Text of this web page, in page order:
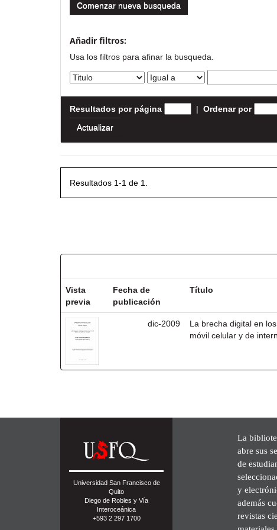
Comenzar nueva busqueda
Añadir filtros:
Usa los filtros para afinar la busqueda.
Resultados por página | Ordenar por
Resultados 1-1 de 1.
Vista
previa
Fecha de
publicación
Título
dic-2009
La brecha digital en
móvil celular y de
Universidad San Francisco de
Quito
Diego de Robles y Vía
Interoceánica
+593 2 297 1700
La
abre sus
de
y
además
revistas